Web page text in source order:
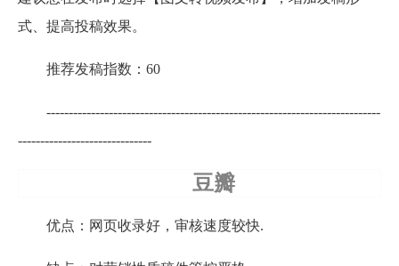
式、提高投稿效果。
推荐发稿指数：60
---------------------------------------------------------------------------
------------------------------
豆瓣
优点：网页收录好，审核速度较快.